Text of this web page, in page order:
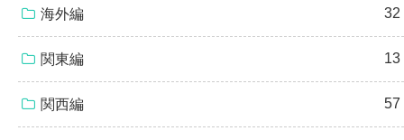
海外編 32
関東編 13
関西編 57